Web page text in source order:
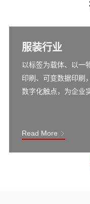
服装行业
以标签为载体、以一
印刷、可变数据印刷
数字化触点，为企业
Read More